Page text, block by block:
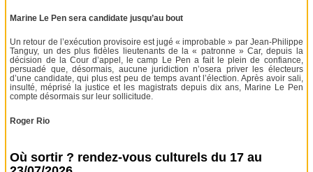
Marine Le Pen sera candidate jusqu’au bout
Un retour de l’exécution provisoire est jugé « improbable » par Jean-Philippe
Tanguy, un des plus fidèles lieutenants de la « patronne » Car, depuis la
décision de la Cour d’appel, le camp Le Pen a fait le plein de confiance,
persuadé que, désormais, aucune juridiction n’osera priver les électeurs
d’une candidate, qui plus est peu de temps avant l’élection. Après avoir sali,
insulté, méprisé la justice et les magistrats depuis dix ans, Marine Le Pen
compte désormais sur leur sollicitude.
Roger Rio
Où sortir ? rendez-vous culturels du 17 au